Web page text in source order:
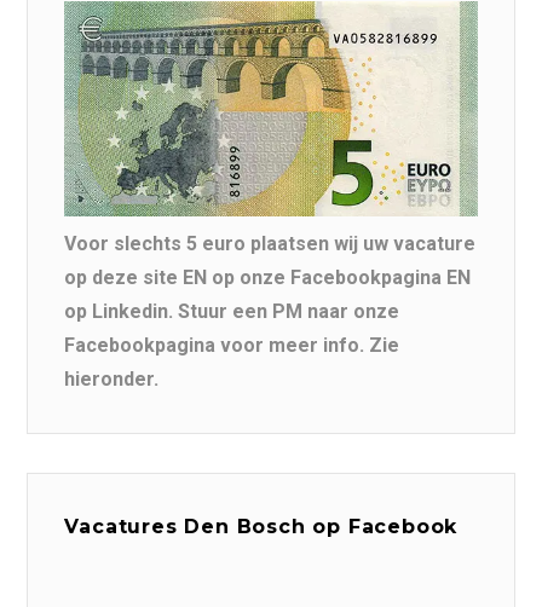
Voor slechts 5 euro plaatsen wij uw vacature
op deze site EN op onze Facebookpagina EN
op Linkedin. Stuur een PM naar onze
Facebookpagina voor meer info. Zie
hieronder.
Vacatures Den Bosch op Facebook